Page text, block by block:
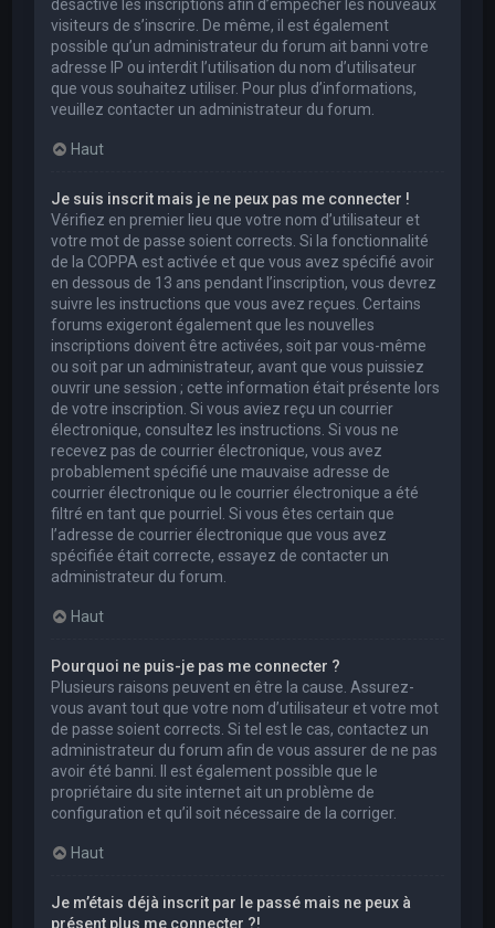
désactivé les inscriptions afin d’empêcher les nouveaux
visiteurs de s’inscrire. De même, il est également
possible qu’un administrateur du forum ait banni votre
adresse IP ou interdit l’utilisation du nom d’utilisateur
que vous souhaitez utiliser. Pour plus d’informations,
veuillez contacter un administrateur du forum.
Haut
Je suis inscrit mais je ne peux pas me connecter !
Vérifiez en premier lieu que votre nom d’utilisateur et
votre mot de passe soient corrects. Si la fonctionnalité
de la COPPA est activée et que vous avez spécifié avoir
en dessous de 13 ans pendant l’inscription, vous devrez
suivre les instructions que vous avez reçues. Certains
forums exigeront également que les nouvelles
inscriptions doivent être activées, soit par vous-même
ou soit par un administrateur, avant que vous puissiez
ouvrir une session ; cette information était présente lors
de votre inscription. Si vous aviez reçu un courrier
électronique, consultez les instructions. Si vous ne
recevez pas de courrier électronique, vous avez
probablement spécifié une mauvaise adresse de
courrier électronique ou le courrier électronique a été
filtré en tant que pourriel. Si vous êtes certain que
l’adresse de courrier électronique que vous avez
spécifiée était correcte, essayez de contacter un
administrateur du forum.
Haut
Pourquoi ne puis-je pas me connecter ?
Plusieurs raisons peuvent en être la cause. Assurez-
vous avant tout que votre nom d’utilisateur et votre mot
de passe soient corrects. Si tel est le cas, contactez un
administrateur du forum afin de vous assurer de ne pas
avoir été banni. Il est également possible que le
propriétaire du site internet ait un problème de
configuration et qu’il soit nécessaire de la corriger.
Haut
Je m’étais déjà inscrit par le passé mais ne peux à
présent plus me connecter ?!